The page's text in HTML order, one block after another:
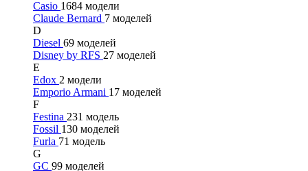
Casio 1684 модели
Claude Bernard 7 моделей
D
Diesel 69 моделей
Disney by RFS 27 моделей
E
Edox 2 модели
Emporio Armani 17 моделей
F
Festina 231 модель
Fossil 130 моделей
Furla 71 модель
G
GC 99 моделей